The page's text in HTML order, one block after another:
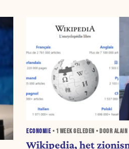
ECONOMIE • 1 WEEKGELEDEN • DOOR
Wikipedia, het